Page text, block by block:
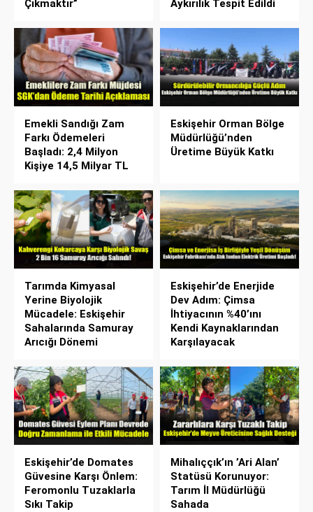
Çıkmaktır”
Aykırılık Tespit Edildi
Emekli Sandığı Zam
Farkı Ödemeleri
Başladı: 2,4 Milyon
Kişiye 14,5 Milyar TL
Eskişehir Orman Bölge
Müdürlüğü’nden
Üretime Büyük Katkı
Tarımda Kimyasal
Yerine Biyolojik
Mücadele: Eskişehir
Sahalarında Samuray
Arıcığı Dönemi
Eskişehir’de Enerjide
Dev Adım: Çimsa
İhtiyacının %40’ını
Kendi Kaynaklarından
Karşılayacak
Eskişehir’de Domates
Güvesine Karşı Önlem:
Feromonlu Tuzaklarla
Sıkı Takip
Mihalıççık’ın ’Ari Alan’
Statüsü Korunuyor:
Tarım İl Müdürlüğü
Sahada